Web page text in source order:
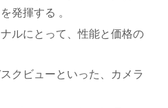
発揮する 。
ルにとって、性能と価格の
クビューといった、カメラ